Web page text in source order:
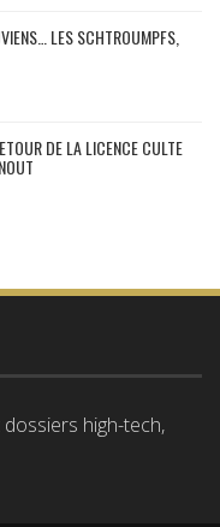
LES SCHTROUMPFS,
DE LA LICENCE CULTE
high-tech,